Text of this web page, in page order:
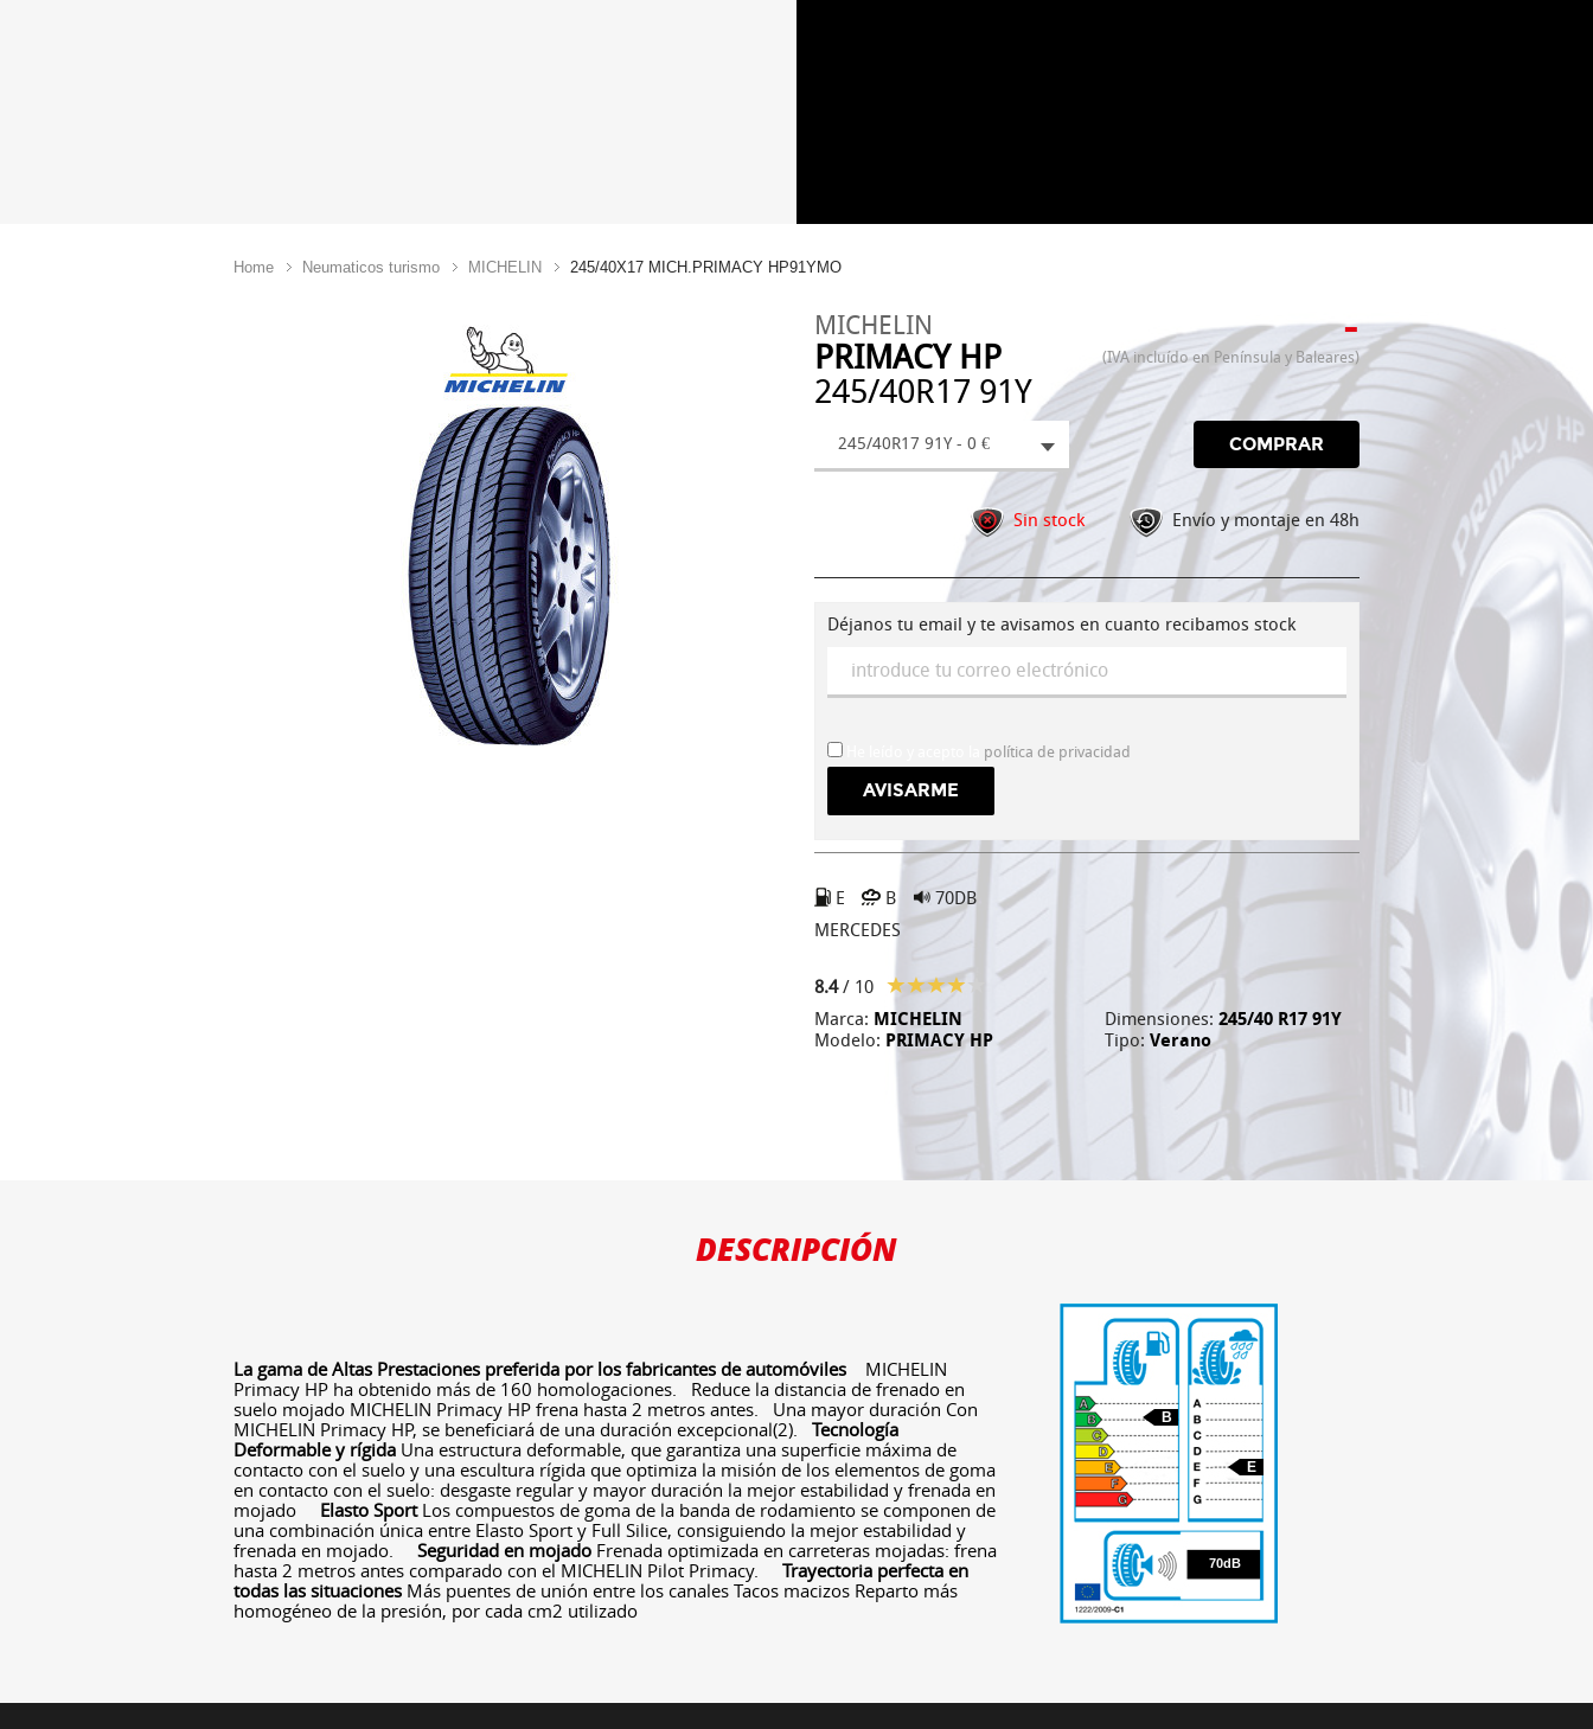
Home Neumaticos turismo MICHELIN 245/40X17 MICH.PRIMACY HP91YMO
MICHELIN
PRIMACY HP
245/40R17 91Y
-
(IVA incluído en Península y Baleares)
245/40R17 91Y - 0 € COMPRAR
Sin stock Envío y montaje en 48h
Déjanos tu email y te avisamos en cuanto recibamos stock
política de privacidad
E B
70DB
MERCEDES
8.4/ 10
Marca: MICHELIN
Modelo: PRIMACY HP
Dimensiones: 245/40 R17 91Y
Tipo: Verano
DESCRIPCIÓN
La gama de Altas Prestaciones preferida por los fabricantes de automóviles
MICHELIN
Primacy HP ha obtenido más de 160 homologaciones. Reduce la distancia de frenado en
suelo mojado MICHELIN Primacy HP frena hasta 2 metros antes. Una mayor duración Con
MICHELIN Primacy HP, se beneficiará de una duración excepcional(2). Tecnología
Deformable y rígida Una estructura deformable, que garantiza una superficie máxima de
contacto con el suelo y una escultura rígida que optimiza la misión de los elementos de goma
en contacto con el suelo: desgaste regular y mayor duración la mejor estabilidad y frenada en
mojado Elasto SportLos compuestos de goma de la banda de rodamiento se componen de
una combinación única entre Elasto Sport y Full Silice, consiguiendo la mejor estabilidad y
frenada en mojado. Seguridad en mojado Frenada optimizada en carreteras mojadas: frena
hasta 2 metros antes comparado con el MICHELIN Pilot Primacy. Trayectoria perfecta en
todas las situaciones Más puentes de unión entre los canales Tacos macizos Reparto más
homogéneo de la presión, por cada cm2 utilizado
70
B
E
70dB